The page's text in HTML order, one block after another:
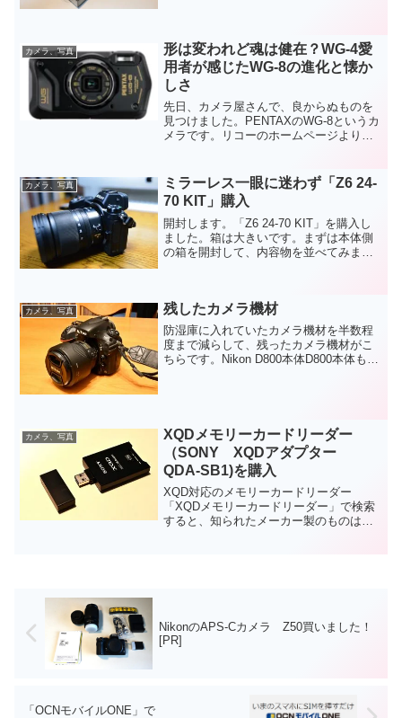
ばと...
カメラ、写真
形は変われど魂は健在？WG-4愛
用者が感じたWG-8の進化と懐か
しさ
先日、カメラ屋さんで、良からぬものを
見つけました。PENTAXのWG-8というカ
メラです。リコーのホームページより引
感です。WG-4利用者の立場から、新しく
登場した...
カメラ、写真
ミラーレス一眼に迷わず「Z6 24-
70 KIT」購入
開封します。「Z6 24-70 KIT」を購入し
ました。箱は大きいです。まずは本体側
の箱を開封して、内容物を並べてみまし
プは標準...
カメラ、写真 残したカメラ機材
防湿庫に入れていたカメラ機材を半数程
度まで減らして、残ったカメラ機材がこ
ちらです。Nikon D800本体D800本体もき
カメラ、写真
XQDメモリーカードリーダー
（SONY XQDアダプター
QDA-SB1)を購入
XQD対応のメモリーカードリーダー
「XQDメモリーカードリーダー」で検索
すると、知られたメーカー製のものはソ
NikonのAPS-Cカメラ Z50買いました！
[PR]
「OCNモバイルONE」で